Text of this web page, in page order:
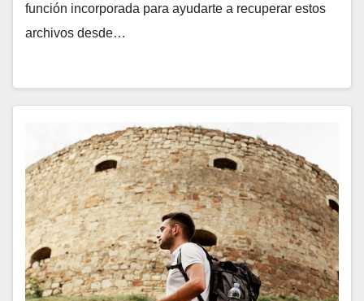
función incorporada para ayudarte a recuperar estos
archivos desde…